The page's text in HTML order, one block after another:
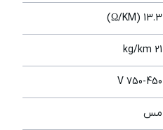
13.3 (Ω/KM)
21 kg/km
750-450 V
مس